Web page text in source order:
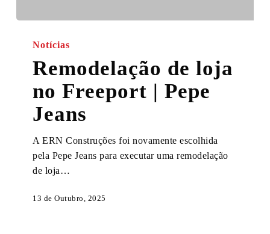
Freeport
Pepe
Notícias
Remodelação de loja
no Freeport | Pepe
Jeans
A ERN Construções foi novamente escolhida
pela Pepe Jeans para executar uma remodelação
de loja…
13 de Outubro, 2025